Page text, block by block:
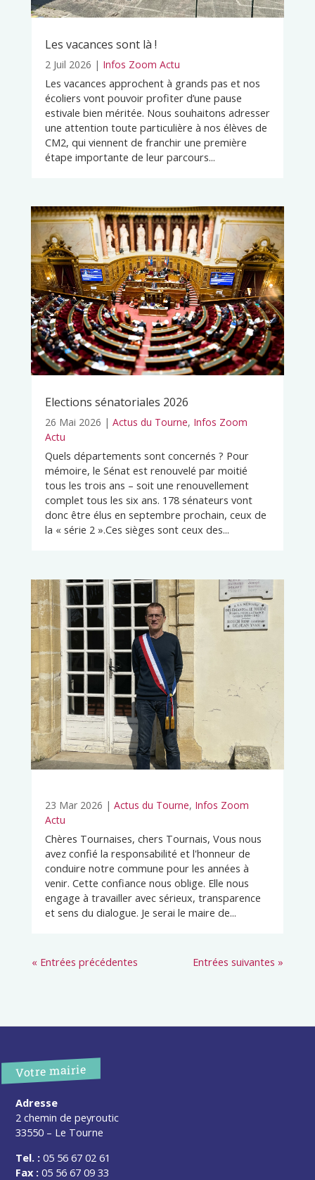
Les vacances sont là !
2 Juil 2026 | Infos Zoom Actu
Les vacances approchent à grands pas et nos
écoliers vont pouvoir profiter d’une pause
estivale bien méritée. Nous souhaitons adresser
une attention toute particulière à nos élèves de
CM2, qui viennent de franchir une première
étape importante de leur parcours...
Elections sénatoriales 2026
26 Mai 2026 | Actus du Tourne, Infos Zoom
Actu
Quels départements sont concernés ? Pour
mémoire, le Sénat est renouvelé par moitié
tous les trois ans – soit une renouvellement
complet tous les six ans. 178 sénateurs vont
donc être élus en septembre prochain, ceux de
la « série 2 ».Ces sièges sont ceux des...
23 Mar 2026 | Actus du Tourne, Infos Zoom
Actu
Chères Tournaises, chers Tournais, Vous nous
avez confié la responsabilité et l'honneur de
conduire notre commune pour les années à
venir. Cette confiance nous oblige. Elle nous
engage à travailler avec sérieux, transparence
et sens du dialogue. Je serai le maire de...
« Entrées précédentes Entrées suivantes »
Votre mairie
Adresse
2 chemin de peyroutic
33550 – Le Tourne
Tel. : 05 56 67 02 61
Fax : 05 56 67 09 33